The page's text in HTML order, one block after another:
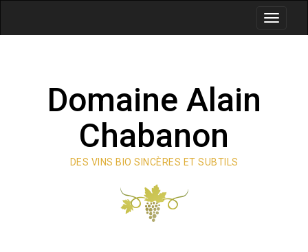
content
Toggle
Domaine Alain
Chabanon
DES VINS BIO SINCÈRES ET SUBTILS